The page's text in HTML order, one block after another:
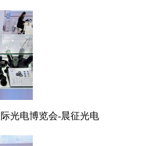
光电博览会-晨征光电